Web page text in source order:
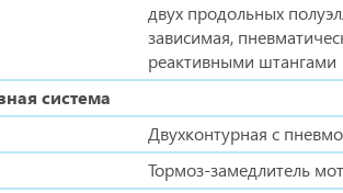
двух продольных
зависимая,
реактивными штангами
система
Двухконтурная с
Тормоз-замедлитель